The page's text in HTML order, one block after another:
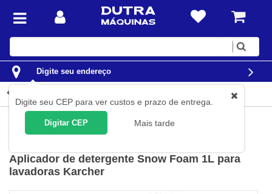
Digite
Digite seu endereço
Digite seu CEP para ver custos e prazo de entrega.
Digitar CEP Mais tarde
Limpeza Acessórios Para Lavadoras de Alta Pressão
Aplicador de detergente Snow Foam 1L para
lavadoras Karcher